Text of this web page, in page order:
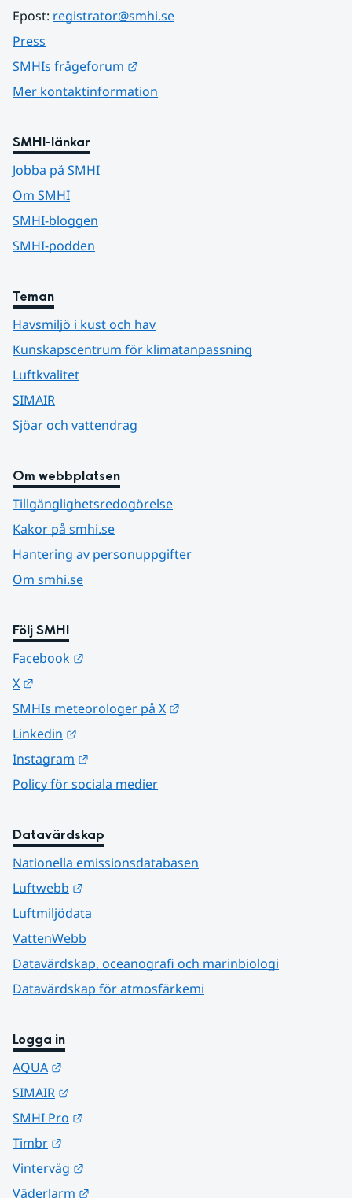
Epost: registrator@smhi.se
Press
SMHIs frågeforum
Mer kontaktinformation
SMHI-länkar
Jobba på SMHI
Om SMHI
SMHI-bloggen
SMHI-podden
Teman
Havsmiljö i kust och hav
Kunskapscentrum för klimatanpassning
Luftkvalitet
SIMAIR
Sjöar och vattendrag
Om webbplatsen
Tillgänglighetsredogörelse
Kakor på smhi.se
Hantering av personuppgifter
Om smhi.se
Följ SMHI
Facebook
X
SMHIs meteorologer på X
Linkedin
Instagram
Policy för sociala medier
Datavärdskap
Nationella emissionsdatabasen
Luftwebb
Luftmiljödata
VattenWebb
Datavärdskap, oceanografi och marinbiologi
Datavärdskap för atmosfärkemi
Logga in
AQUA
SIMAIR
SMHI Pro
Timbr
Vinterväg
Väderlarm